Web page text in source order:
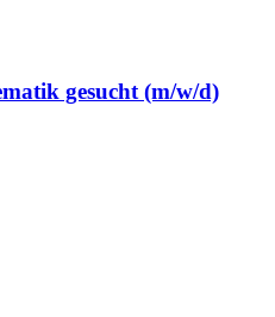
gesucht (m/w/d)